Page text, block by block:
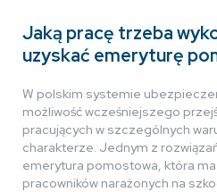
Jaką pracę trzeba
uzyskać emeryturę
W polskim systemie
możliwość wcześniejszego
pracujących w szczególnych
charakterze. Jednym z
emerytura pomostowa, która
pracowników narażonych na